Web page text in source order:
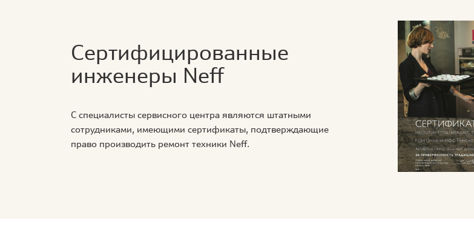
Сертифицированные
инженеры Neff
С специалисты сервисного центра являются штатными
сотрудниками, имеющими сертификаты, подтверждающие
право производить ремонт техники Neff.